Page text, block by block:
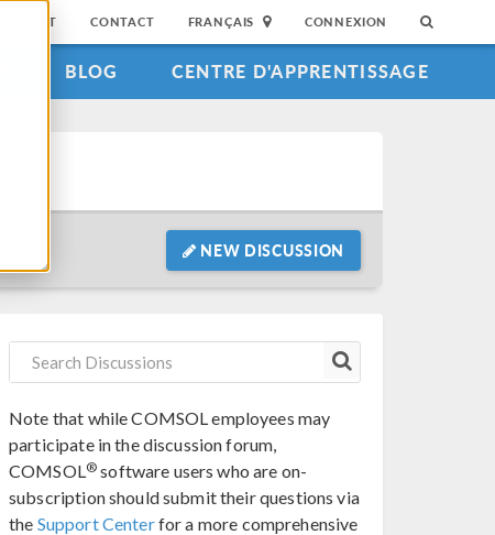
SUPPORT CONTACT FRANÇAIS CONNEXION
BLOG CENTRE D'APPRENTISSAGE
NEW DISCUSSION
Note that while COMSOL employees may
participate in the discussion forum,
COMSOL® software users who are on-
subscription should submit their questions via
the Support Centerfor a more comprehensive